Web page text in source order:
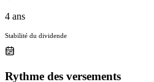
4 ans
Stabilité du dividende
Rythme des versements